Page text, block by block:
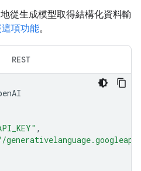
從生成模型取得結構化資料輸
項功能。
REST
,